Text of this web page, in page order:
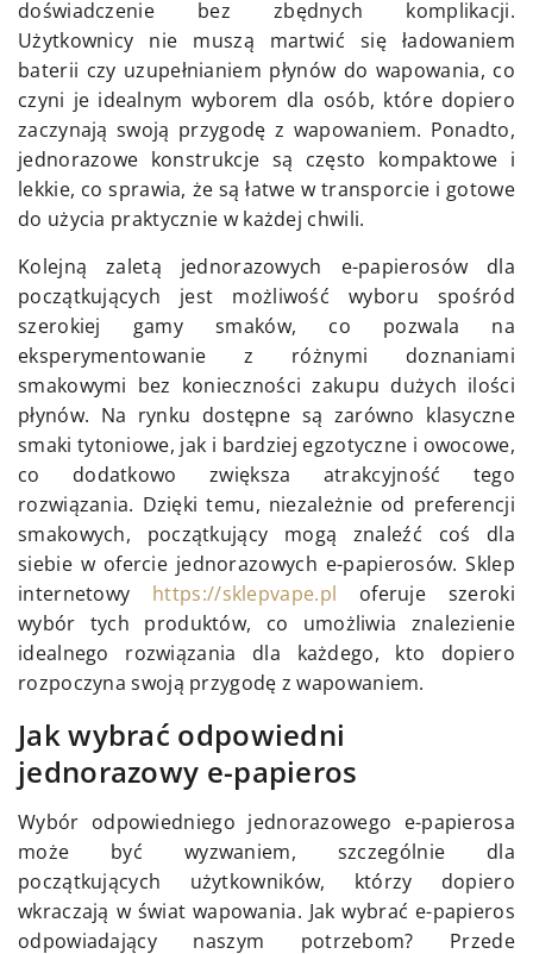
doświadczenie bez zbędnych komplikacji.
Użytkownicy nie muszą martwić się ładowaniem
baterii czy uzupełnianiem płynów do wapowania, co
czyni je idealnym wyborem dla osób, które dopiero
zaczynają swoją przygodę z wapowaniem. Ponadto,
jednorazowe konstrukcje są często kompaktowe i
lekkie, co sprawia, że są łatwe w transporcie i gotowe
do użycia praktycznie w każdej chwili.
Kolejną zaletą jednorazowych e-papierosów dla
początkujących jest możliwość wyboru spośród
szerokiej gamy smaków, co pozwala na
eksperymentowanie z różnymi doznaniami
smakowymi bez konieczności zakupu dużych ilości
płynów. Na rynku dostępne są zarówno klasyczne
smaki tytoniowe, jak i bardziej egzotyczne i owocowe,
co dodatkowo zwiększa atrakcyjność tego
rozwiązania. Dzięki temu, niezależnie od preferencji
smakowych, początkujący mogą znaleźć coś dla
siebie w ofercie jednorazowych e-papierosów. Sklep
internetowy https://sklepvape.pl oferuje szeroki
wybór tych produktów, co umożliwia znalezienie
idealnego rozwiązania dla każdego, kto dopiero
rozpoczyna swoją przygodę z wapowaniem.
Jak wybrać odpowiedni
jednorazowy e-papieros
Wybór odpowiedniego jednorazowego e-papierosa
może być wyzwaniem, szczególnie dla
początkujących użytkowników, którzy dopiero
wkraczają w świat wapowania. Jak wybrać e-papieros
odpowiadający naszym potrzebom? Przede